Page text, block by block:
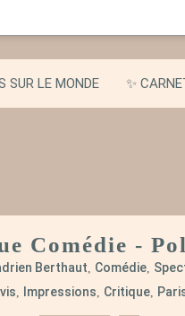
SUR LE MONDE ✨
Comédie -
Berthaut, Comédie,
, Impressions, Critique,